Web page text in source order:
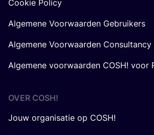
Cookie Policy
Algemene Voorwaarden Gebruikers
Algemene Voorwaarden Consultancy
Algemene voorwaarden COSH! voor
OVER COSH!
Jouw organisatie op COSH!